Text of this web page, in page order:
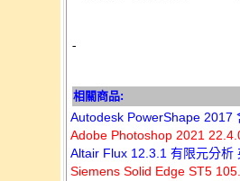
-
相關商品:
Autodesk PowerShape 2017
Adobe Photoshop 2021
Altair Flux 12.3.1 有限元分析
Siemens Solid Edge ST5